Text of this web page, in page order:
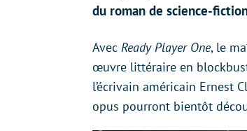
du roman de science-
Avec Ready Player One, le
œuvre littéraire en
l’écrivain américain Ernest
opus pourront bientôt